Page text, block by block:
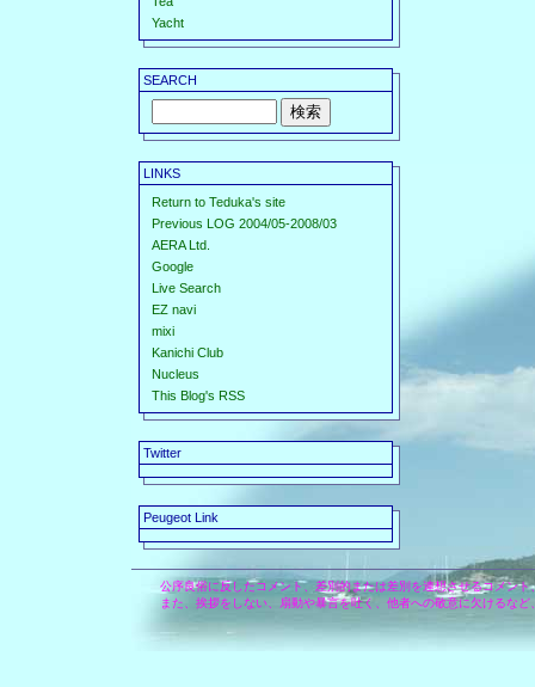
Yacht
SEARCH
LINKS
Return to Teduka's site
Previous LOG 2004/05-2008/03
AERA Ltd.
Google
Live Search
EZ navi
mixi
Kanichi Club
Nucleus
This Blog's RSS
Twitter
Peugeot Link
公序良俗に反したコメント、差別的または差別を連想させるコメン
また、挨拶をしない、扇動や暴言を吐く、他者への敬意に欠けるな